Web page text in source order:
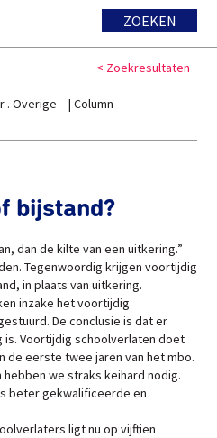
ZOEKEN
< Zoekresultaten
. Overige Column
bijstand?
dan de kilte van een uitkering.”
Tegenwoordig krijgen voortijdig
in plaats van uitkering.
inzake het voortijdig
De conclusie is dat er
Voortijdig schoolverlaten doet
de eerste twee jaren van het mbo.
we straks keihard nodig.
beter gekwalificeerde en
ligt nu op vijftien